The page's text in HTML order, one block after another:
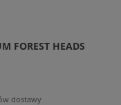
FOREST HEADS
dostawy